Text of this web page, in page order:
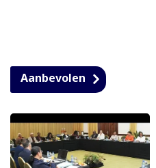
Aanbevolen